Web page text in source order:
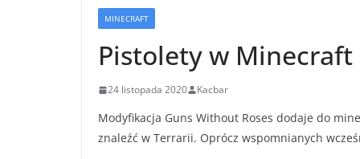
MINECRAFT
Pistolety w
24 listopada 2020 Kacbar
Modyfikacja Guns Without Roses dodaje do
znaleźć w Terrarii. Oprócz wspomnianych